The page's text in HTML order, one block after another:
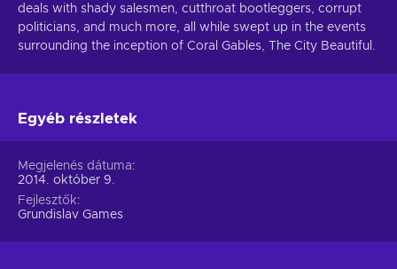
deals with shady salesmen, cutthroat bootleggers, corrupt
politicians, and much more, all while swept up in the events
surrounding the inception of Coral Gables, The City Beautiful.
Egyéb részletek
Megjelenés dátuma
2014. október 9.
Fejlesztők
Grundislav Games